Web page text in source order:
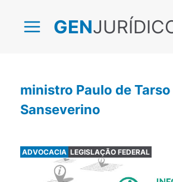
GEN
ministro Paulo de Tarso
Sanseverino
ADVOCACIA LEGISLAÇÃO FEDERAL